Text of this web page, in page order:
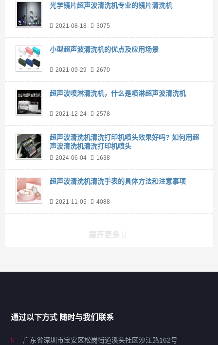
光学镜片超声波清洗机专业的镜片清洗机
2021-08-18 3075
小型超声波清洗机的优点及应用场景
2021-09-29 2670
超声波喷淋清洗机，什么是喷淋超声波清洗机
2021-12-24 2578
超声波清洗机清洗打印机喷头效果好吗? 如何用超
声波清洗机清洗打印机喷头
2024-06-04 1638
超声波清洗机清洗手表的具体方法和注意事项
2021-11-05 4088
展开更多
通过以下方式 随时与我们联系
广东省深圳市宝安区松岗街道溪头社区沙江路162号